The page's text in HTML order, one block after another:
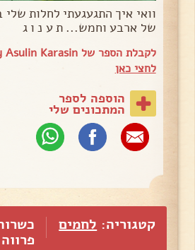
וואי איך התגעגעתי לחלות שלי
של ארבע וחמש... ת ע נ ו ג
לקבלת הספר של Shuly Asulin Karasin במייל
לחצי כאן
הוספה לספר
המתכונים שלי
קטגוריה: לחמים
פרווה